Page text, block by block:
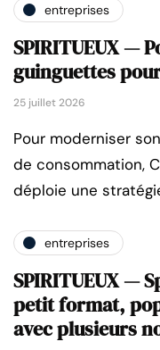
entreprises
SPIRITUEUX —
guinguettes
25 juillet 2026
Pour moderniser
de consommation,
déploie une
entreprises
SPIRITUEUX —
petit format,
avec plusieurs